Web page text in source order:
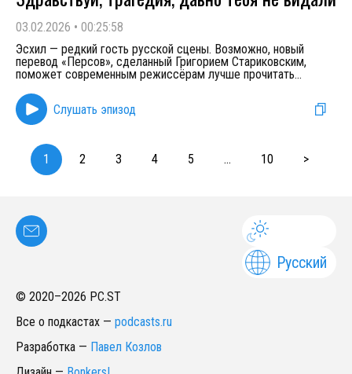
03.02.2026 • 00:25:58
Эсхил — редкий гость русской сцены. Возможно, новый
перевод «Персов», сделанный Григорием Стариковским,
поможет современным режиссёрам лучше прочитать...
Слушать эпизод
1 2 3 4 5 ... 10 >
Русский
© 2020–2026 PC.ST
Все о подкастах — podcasts.ru
Разработка — Павел Козлов